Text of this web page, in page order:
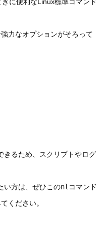
力なオプションがそろって
きるため、スクリプトやログ
い方は、ぜひこのnlコマンド
ください。